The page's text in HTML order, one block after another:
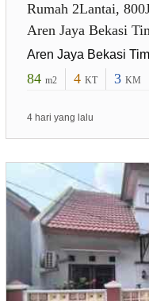
Rumah 2Lantai,
Aren Jaya Bekasi
Aren Jaya Bekasi
84 m2 4 KT 3 KM
4 hari yang lalu